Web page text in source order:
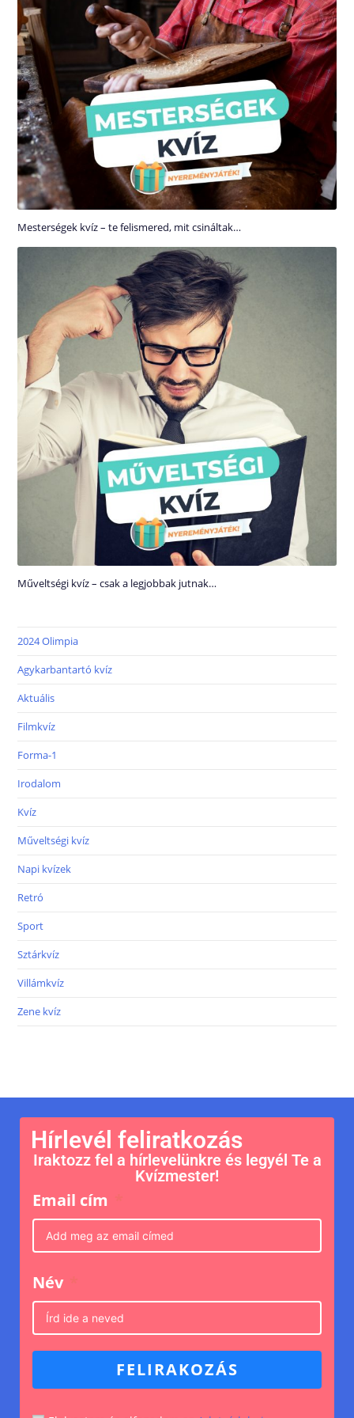
Mesterségek kvíz – te felismered, mit csináltak…
Műveltségi kvíz – csak a legjobbak jutnak…
2024 Olimpia
Agykarbantartó kvíz
Aktuális
Filmkvíz
Forma-1
Irodalom
Kvíz
Műveltségi kvíz
Napi kvízek
Retró
Sport
Sztárkvíz
Villámkvíz
Zene kvíz
Hírlevél feliratkozás
Iraktozz fel a hírlevelünkre és legyél Te a
Kvízmester!
Email cím
Név
FELIRAKOZÁS